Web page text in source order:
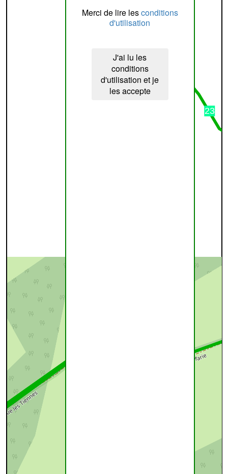
Merci de lire lesconditions
d'utilisation
J'ai lu les
conditions
d'utilisation et je
les accepte